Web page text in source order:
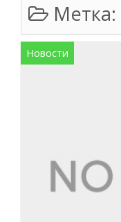
Метка:
Новости